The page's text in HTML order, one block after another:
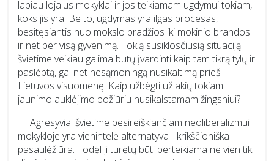
labiau lojalūs mokyklai ir jos teikiamam ugdymui tokiam,
koks jis yra. Be to, ugdymas yra ilgas procesas,
besitęsiantis nuo mokslo pradžios iki mokinio brandos
ir net per visą gyvenimą. Tokią susiklosčiusią situaciją
švietime veikiau galima būtų įvardinti kaip tam tikrą tylų ir
paslėptą, gal net nesąmoningą nusikaltimą prieš
Lietuvos visuomenę. Kaip užbėgti už akių tokiam
jaunimo auklėjimo požiūriu nusikalstamam žingsniui?
Agresyviai švietime besireiškiančiam neoliberalizmui
mokykloje yra vienintelė alternatyva - krikščioniška
pasaulėžiūra. Todėl ji turėtų būti perteikiama ne vien tik